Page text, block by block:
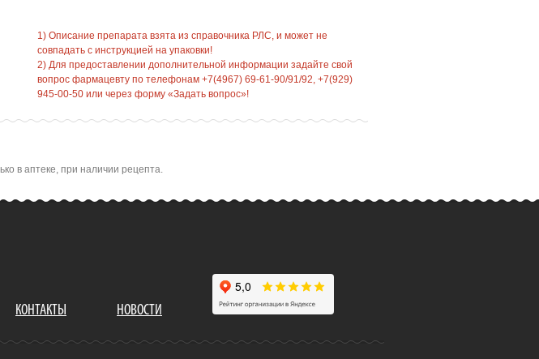
1) Описание препарата взята из справочника РЛС, и может не
совпадать с инструкцией на упаковки!
2) Для предоставлении дополнительной информации задайте свой
вопрос фармацевту по телефонам +7(4967) 69-61-90/91/92, +7(929)
945-00-50 или через форму «Задать вопрос»!
в аптеке, при наличии рецепта.
КОНТАКТЫ НОВОСТИ